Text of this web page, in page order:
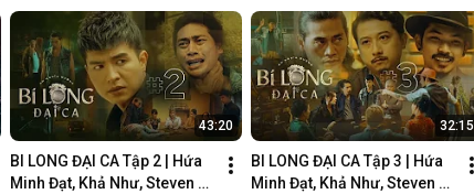
43:20
BI LONG ĐẠI CA Tập 2 | Hứa
Minh Đạt, Khả Như, Steven
32:15
BI LONG ĐẠI CA Tập 3 | Hứa
Minh Đạt, Khả Như, Steven